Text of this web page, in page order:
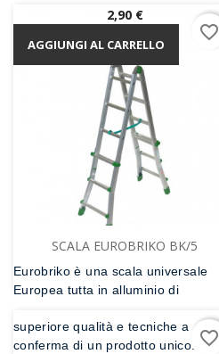
Prezzo
2,90 €
AGGIUNGI AL CARRELLO
SCALA EUROBRIKO BK/5
Eurobriko è una scala universale
Europea tutta in alluminio di
superiore qualità e tecniche a
conferma di un prodotto unico.
favorite_border
favorite_border